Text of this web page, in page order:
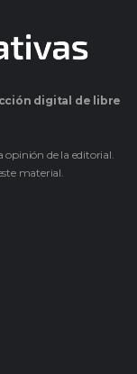
digital de libre
opinión de la editorial.
material.